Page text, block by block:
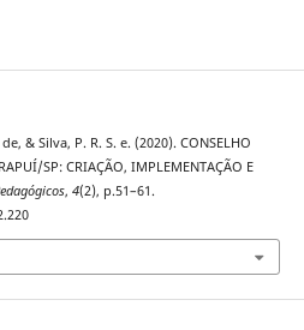
& Silva, P. R. S. e. (2020). CONSELHO
SP: CRIAÇÃO, IMPLEMENTAÇÃO E
, 4(2), p.51–61.